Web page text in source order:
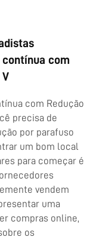
com
com Redução
precisa de
por parafuso
um bom local
para começar é
vendem
uma
compras online,
os